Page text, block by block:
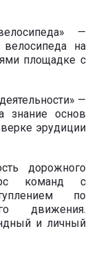
—
на
площадке с
—
знание основ
эрудиции
дорожного
команд с
по
движения.
и личный